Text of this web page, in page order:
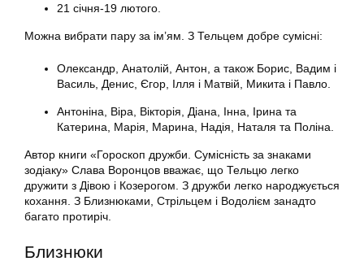
21 січня-19 лютого.
Можна вибрати пару за ім’ям. З Тельцем добре сумісні:
Олександр, Анатолій, Антон, а також Борис, Вадим і
Василь, Денис, Єгор, Ілля і Матвій, Микита і Павло.
Антоніна, Віра, Вікторія, Діана, Інна, Ірина та
Катерина, Марія, Марина, Надія, Наталя та Поліна.
Автор книги «Гороскоп дружби. Сумісність за знаками
зодіаку» Слава Воронцов вважає, що Тельцю легко
дружити з Дівою і Козерогом. З дружби легко народжується
кохання. З Близнюками, Стрільцем і Водолієм занадто
багато протиріч.
Близнюки